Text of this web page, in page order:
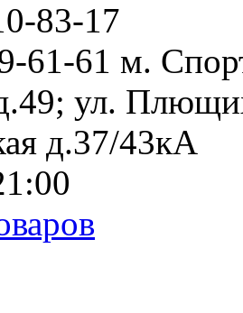
83-17
61-61 м.
ул.
д.37/43кА